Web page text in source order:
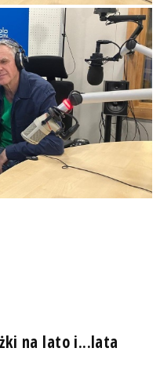
na lato i...lata